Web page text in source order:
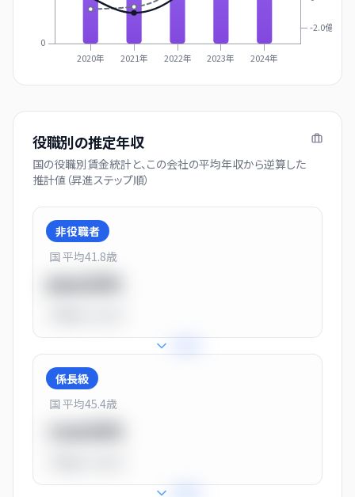
0
-2.0億
2020年 2021年 2022年 2023年 2024年
役職別の推定年収
国の役職別賃金統計と、この会社の平均年収から逆算した
推計値（昇進ステップ順）
非役職者
国 平均41.8歳
係長級
国 平均45.4歳